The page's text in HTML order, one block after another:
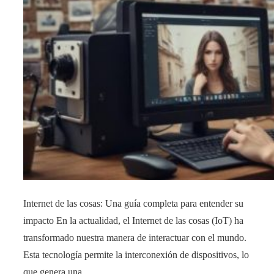
Internet de las cosas: Una guía completa para entender su
impacto En la actualidad, el Internet de las cosas (IoT) ha
transformado nuestra manera de interactuar con el mundo.
Esta tecnología permite la interconexión de dispositivos, lo